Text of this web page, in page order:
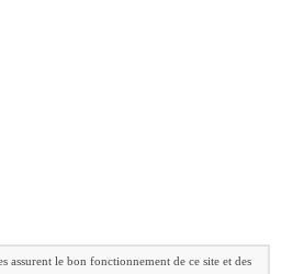
assurent le bon fonctionnement de ce site et des